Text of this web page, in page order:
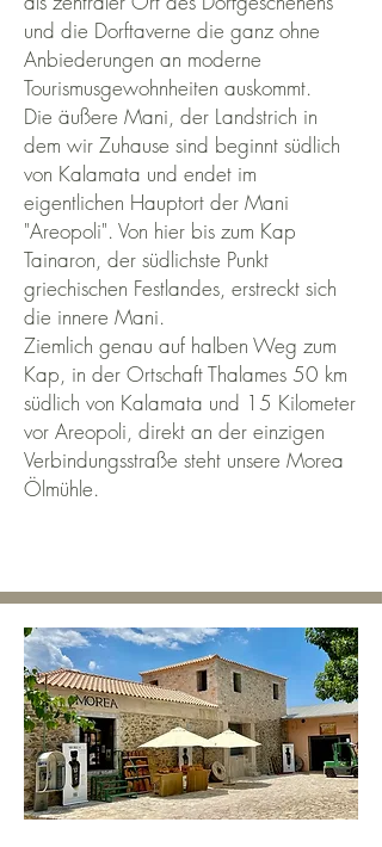
und die Dorftaverne die ganz ohne
Anbiederungen an moderne
Tourismusgewohnheiten auskommt.
Die äußere Mani, der Landstrich in
dem wir Zuhause sind beginnt südlich
von Kalamata und endet im
eigentlichen Hauptort der Mani
"Areopoli". Von hier bis zum Kap
Tainaron, der südlichste Punkt
griechischen Festlandes, erstreckt sich
die innere Mani.
Ziemlich genau auf halben Weg zum
Kap, in der Ortschaft Thalames 50 km
südlich von Kalamata und 15 Kilometer
vor Areopoli, direkt an der einzigen
Verbindungsstraße steht unsere Morea
Ölmühle.